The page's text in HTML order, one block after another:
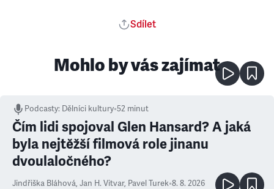
Sdílet
Mohlo by vás zajímat
Podcasty: Dělníci kultury•52 minut
Čím lidi spojoval Glen Hansard? A jaká
byla nejtěžší filmová role jinanu
dvoulaločného?
Jindřiška Bláhová, Jan H. Vitvar, Pavel Turek•8. 8. 2026